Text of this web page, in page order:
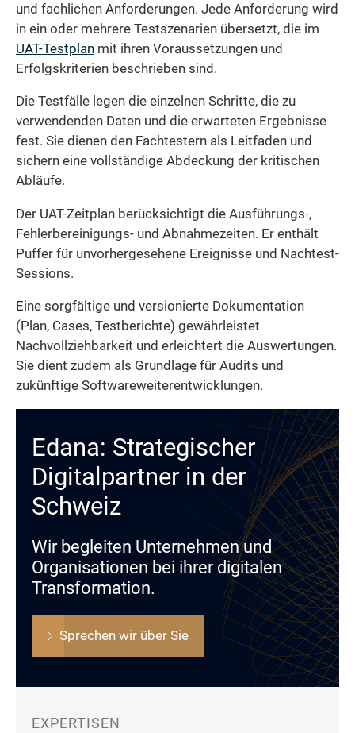
und fachlichen Anforderungen. Jede Anforderung wird
in ein oder mehrere Testszenarien übersetzt, die im
UAT-Testplan mit ihren Voraussetzungen und
Erfolgskriterien beschrieben sind.
Die Testfälle legen die einzelnen Schritte, die zu
verwendenden Daten und die erwarteten Ergebnisse
fest. Sie dienen den Fachtestern als Leitfaden und
sichern eine vollständige Abdeckung der kritischen
Abläufe.
Der UAT-Zeitplan berücksichtigt die Ausführungs-,
Fehlerbereinigungs- und Abnahmezeiten. Er enthält
Puffer für unvorhergesehene Ereignisse und Nachtest-
Sessions.
Eine sorgfältige und versionierte Dokumentation
(Plan, Cases, Testberichte) gewährleistet
Nachvollziehbarkeit und erleichtert die Auswertungen.
Sie dient zudem als Grundlage für Audits und
zukünftige Softwareweiterentwicklungen.
Edana: Strategischer
Digitalpartner in der
Schweiz
Wir begleiten Unternehmen und
Organisationen bei ihrer digitalen
Transformation.
Sprechen wir über Sie
EXPERTISEN